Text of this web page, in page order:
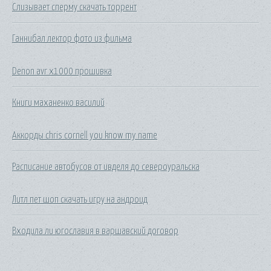
Слизывает сперму скачать торрент
Ганнибал лектор фото из фильма
Denon avr x1000 прошивка
Книги маханенко василий
Аккорды chris cornell you know my name
Расписание автобусов от ивделя до североуральска
Литл пет шоп скачать игру на андроид
Входила ли югославия в варшавский договор